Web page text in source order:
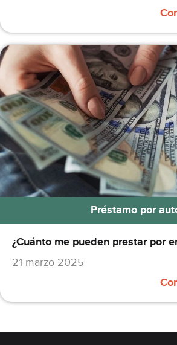
Préstamo por
¿Cuánto me pueden prestar por
21 marzo 2025